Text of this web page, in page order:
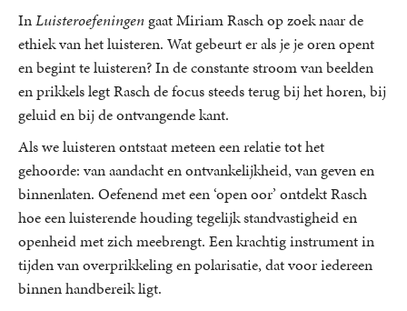
InLuisteroefeningengaat Miriam Rasch op zoek naar de
ethiek van het luisteren. Wat gebeurt er als je je oren opent
en begint te luisteren? In de constante stroom van beelden
en prikkels legt Rasch de focus steeds terug bij het horen, bij
geluid en bij de ontvangende kant.
Als we luisteren ontstaat meteen een relatie tot het
gehoorde: van aandacht en ontvankelijkheid, van geven en
binnenlaten. Oefenend met een ‘open oor’ ontdekt Rasch
hoe een luisterende houding tegelijk standvastigheid en
openheid met zich meebrengt. Een krachtig instrument in
tijden van overprikkeling en polarisatie, dat voor iedereen
binnen handbereik ligt.